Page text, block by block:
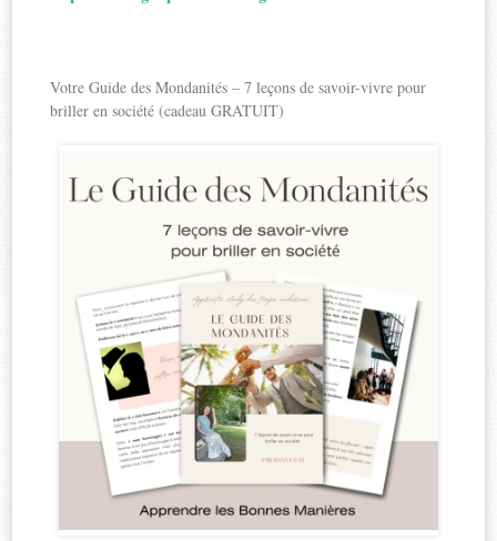
Votre Guide des Mondanités – 7 leçons de savoir-vivre pour
briller en société (cadeau GRATUIT)